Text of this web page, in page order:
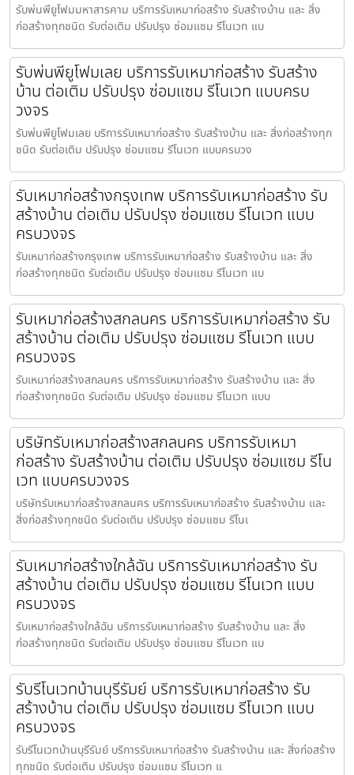
รับพ่นพียูโฟมมหาสารคาม บริการรับเหมาก่อสร้าง รับสร้างบ้าน และ สิ่ง
ก่อสร้างทุกชนิด รับต่อเติม ปรับปรุง ซ่อมแซม รีโนเวท แบ
รับพ่นพียูโฟมเลย บริการรับเหมาก่อสร้าง รับสร้าง
บ้าน ต่อเติม ปรับปรุง ซ่อมแซม รีโนเวท แบบครบ
วงจร
รับพ่นพียูโฟมเลย บริการรับเหมาก่อสร้าง รับสร้างบ้าน และ สิ่งก่อสร้างทุก
ชนิด รับต่อเติม ปรับปรุง ซ่อมแซม รีโนเวท แบบครบวง
รับเหมาก่อสร้างกรุงเทพ บริการรับเหมาก่อสร้าง รับ
สร้างบ้าน ต่อเติม ปรับปรุง ซ่อมแซม รีโนเวท แบบ
ครบวงจร
รับเหมาก่อสร้างกรุงเทพ บริการรับเหมาก่อสร้าง รับสร้างบ้าน และ สิ่ง
ก่อสร้างทุกชนิด รับต่อเติม ปรับปรุง ซ่อมแซม รีโนเวท แบ
รับเหมาก่อสร้างสกลนคร บริการรับเหมาก่อสร้าง รับ
สร้างบ้าน ต่อเติม ปรับปรุง ซ่อมแซม รีโนเวท แบบ
ครบวงจร
รับเหมาก่อสร้างสกลนคร บริการรับเหมาก่อสร้าง รับสร้างบ้าน และ สิ่ง
ก่อสร้างทุกชนิด รับต่อเติม ปรับปรุง ซ่อมแซม รีโนเวท แบบ
บริษัทรับเหมาก่อสร้างสกลนคร บริการรับเหมา
ก่อสร้าง รับสร้างบ้าน ต่อเติม ปรับปรุง ซ่อมแซม รีโน
เวท แบบครบวงจร
บริษัทรับเหมาก่อสร้างสกลนคร บริการรับเหมาก่อสร้าง รับสร้างบ้าน และ
สิ่งก่อสร้างทุกชนิด รับต่อเติม ปรับปรุง ซ่อมแซม รีโนเ
รับเหมาก่อสร้างใกล้ฉัน บริการรับเหมาก่อสร้าง รับ
สร้างบ้าน ต่อเติม ปรับปรุง ซ่อมแซม รีโนเวท แบบ
ครบวงจร
รับเหมาก่อสร้างใกล้ฉัน บริการรับเหมาก่อสร้าง รับสร้างบ้าน และ สิ่ง
ก่อสร้างทุกชนิด รับต่อเติม ปรับปรุง ซ่อมแซม รีโนเวท แบ
รับรีโนเวทบ้านบุรีรัมย์ บริการรับเหมาก่อสร้าง รับ
สร้างบ้าน ต่อเติม ปรับปรุง ซ่อมแซม รีโนเวท แบบ
ครบวงจร
รับรีโนเวทบ้านบุรีรัมย์ บริการรับเหมาก่อสร้าง รับสร้างบ้าน และ สิ่งก่อสร้าง
ทุกชนิด รับต่อเติม ปรับปรุง ซ่อมแซม รีโนเวท แ